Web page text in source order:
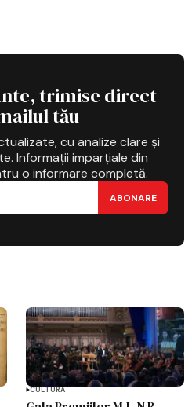
trimise direct
tău
cu analize clare și
Informații imparțiale din
o informare completă.
ABONARE
CULTURĂ